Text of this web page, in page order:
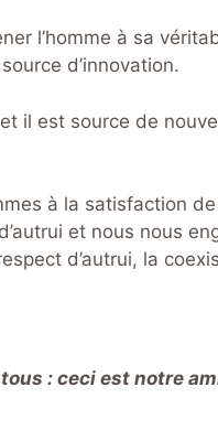
l’homme à sa
d’innovation.
il est source de
à la satisfaction
et nous nous
d’autrui, la
: ceci est notre